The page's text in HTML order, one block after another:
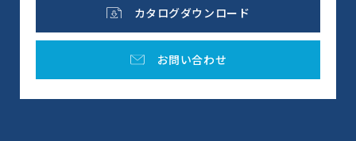
カタログダウンロード
お問い合わせ